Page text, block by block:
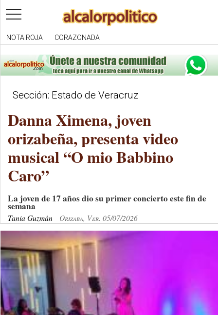
toggle
navigation
NOTA ROJA CORAZONADA
Sección: Estado de Veracruz
Danna Ximena, joven
orizabeña, presenta video
musical “O mio Babbino
Caro”
La joven de 17 años dio su primer concierto este fin de
semana
Tania Guzmán Orizaba, Ver. 05/07/2026